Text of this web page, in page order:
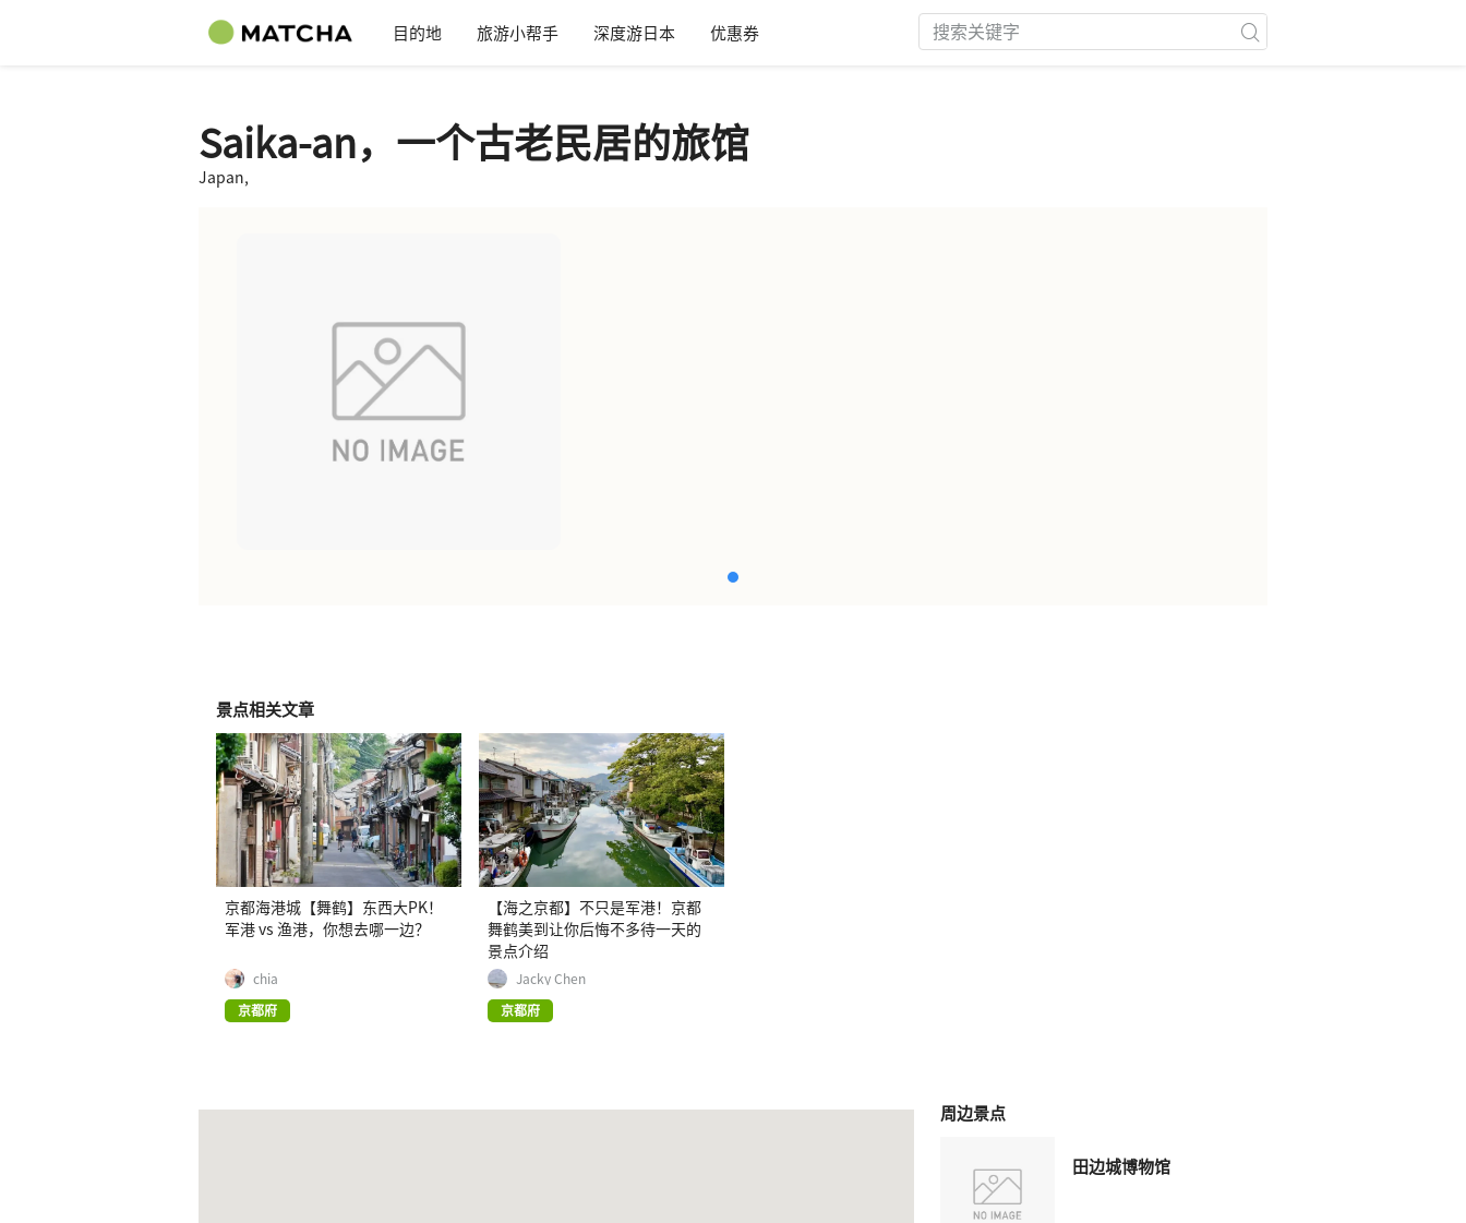
目的地 旅游小帮手 深度游日本 优惠券
Saika-an，一个古老民居的旅馆
Japan,
景点相关文章
京都海港城【舞鹤】东西大PK！
军港 vs 渔港，你想去哪一边？
chia
京都府
【海之京都】不只是军港！京都
舞鹤美到让你后悔不多待一天的
景点介绍
Jacky Chen
京都府
周边景点
田边城博物馆